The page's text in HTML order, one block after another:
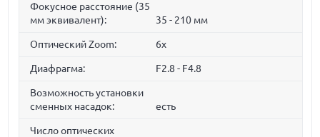
Фокусное расстояние (35
мм эквивалент):
35 - 210 мм
Оптический Zoom: 6x
Диафрагма: F2.8 - F4.8
Возможность установки
сменных насадок:
есть
Число оптических